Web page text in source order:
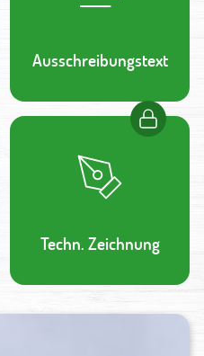
Ausschreibungstext
Techn. Zeichnung